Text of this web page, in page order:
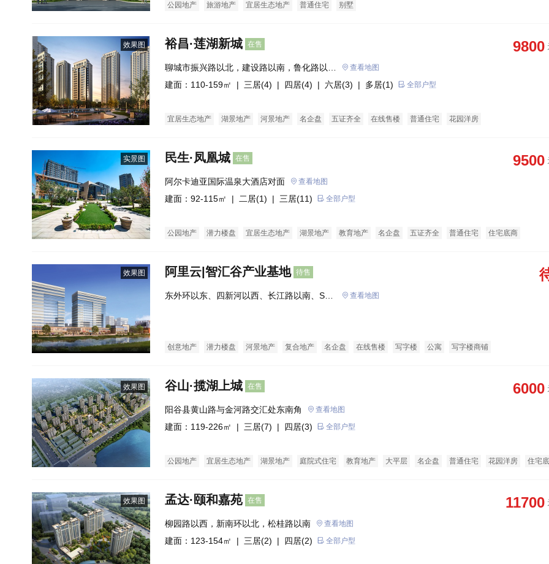
公园地产 旅游地产 宜居生态地产 普通住宅 别墅
效果图 裕昌·莲湖新城 在售 9800
聊城市振兴路以北，建设路以南，鲁化路以
东，滨河大道以西
查看地图
建面：110-159㎡ | 三居(4) | 四居(4) | 六居(3) | 多居(1) 全部户型
宜居生态地产 湖景地产 河景地产 名企盘 五证齐全 在线售楼 普通住宅 花园洋房
实景图 民生·凤凰城 在售 9500
阿尔卡迪亚国际温泉大酒店对面 查看地图
建面：92-115㎡ | 二居(1) | 三居(11) 全部户型
公园地产 潜力楼盘 宜居生态地产 湖景地产 教育地产 名企盘 五证齐全 普通住宅 住宅底商
效果图 阿里云|智汇谷产业基地 待售
东外环以东、四新河以西、长江路以南、S32
查看地图
创意地产 潜力楼盘 河景地产 复合地产 名企盘 在线售楼 写字楼 公寓 写字楼商铺
效果图 谷山·揽湖上城 在售 6000
阳谷县黄山路与金河路交汇处东南角 查看地图
建面：119-226㎡ | 三居(7) | 四居(3) 全部户型
公园地产 宜居生态地产 湖景地产 庭院式住宅 教育地产 大平层 名企盘 普通住宅 花园洋房
住宅
效果图 孟达·颐和嘉苑 在售 11700
柳园路以西，新南环以北，松桂路以南 查看地图
建面：123-154㎡ | 三居(2) | 四居(2) 全部户型